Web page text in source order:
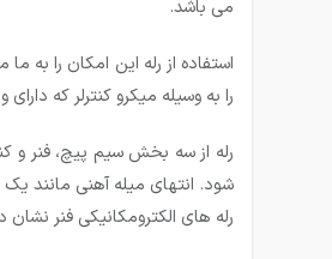
می ­باشد.
را به وسیله میکرو کنترلر که دارای ولتاژ ۵ ولت است بدون هرگونه اتصال فیزیکی بین آنها راه
رله از سه بخش سیم پیچ، فنر
شود. انتهای میله آهنی مانند
رله های الکترومکانیکی فنر